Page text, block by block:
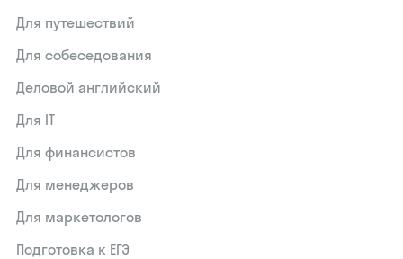
Для путешествий
Для собеседования
Деловой английский
Для IT
Для финансистов
Для менеджеров
Для маркетологов
Подготовка к ЕГЭ